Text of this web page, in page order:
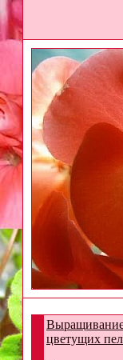
цветущих